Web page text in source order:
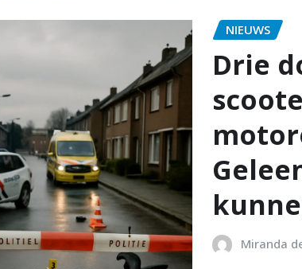
NIEUWS
Drie
Miranda